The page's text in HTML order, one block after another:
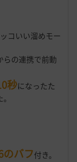
コいい溜めモー
らの連携で前動
秒になったた
のバフ付き。